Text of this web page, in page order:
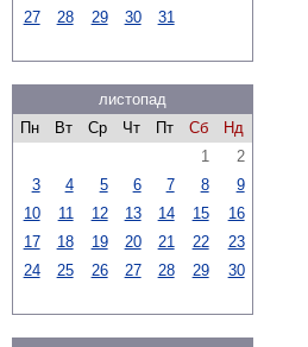
27
28 29 30 31
листопад
Пн
Вт Ср Чт Пт Сб
Нд
1
2
3
4 5 6 7 8
9
10
11 12 13 14 15
16
17
18 19 20 21 22
23
24
25 26 27 28 29 30